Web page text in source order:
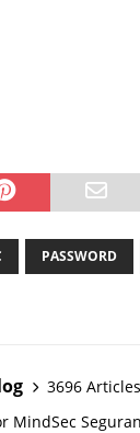
PASSWORD
3696 Articles
MindSec